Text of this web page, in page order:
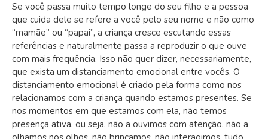
Se você passa muito tempo longe do seu filho e a pessoa
que cuida dele se refere a você pelo seu nome e não como
“mamãe” ou “papai”, a criança cresce escutando essas
referências e naturalmente passa a reproduzir o que ouve
com mais frequência. Isso não quer dizer, necessariamente,
que exista um distanciamento emocional entre vocês. O
distanciamento emocional é criado pela forma como nos
relacionamos com a criança quando estamos presentes. Se
nos momentos em que estamos com ela, não temos
presença ativa, ou seja, não a ouvimos com atenção, não a